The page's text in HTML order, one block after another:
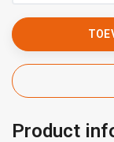
Product